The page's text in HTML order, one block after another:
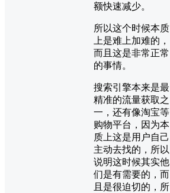
额快速减少。
所以这个时候本质
上是难上加难的，
而且这是非常正常
的事情。
搜索引擎本来是最
精准的流量获取之
一，还有像淘宝等
购物平台，因为本
质上这是用户自己
主动去找的，所以
说明这时候其实他
们是有需要的，而
且是很迫切的，所